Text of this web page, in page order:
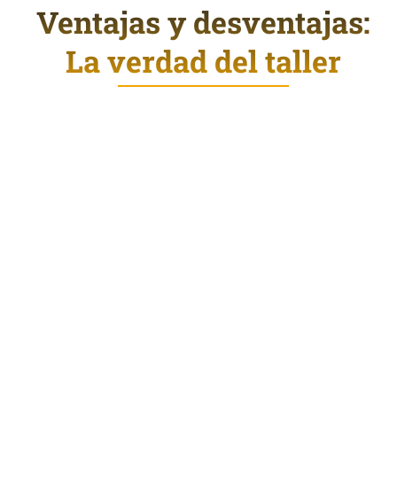
Ventajas y desventajas:
La verdad del taller